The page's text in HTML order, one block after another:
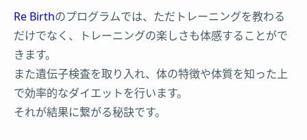
Re Birthのプログラムでは、ただトレーニングを教わる
だけでなく、トレーニングの楽しさも体感することがで
きます。
また遺伝子検査を取り入れ、体の特徴や体質を知った上
で効率的なダイエットを行います。
それが結果に繋がる秘訣です。